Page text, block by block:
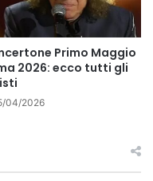
Primo Maggio
2026: ecco tutti gli
04/2026